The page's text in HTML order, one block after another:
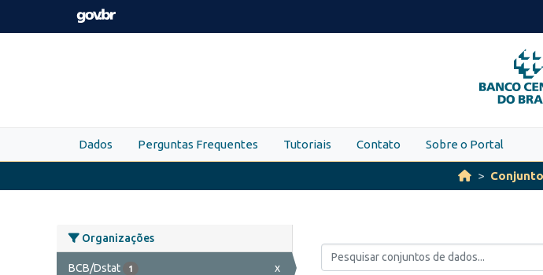
Skip to main content
O
Dados Perguntas Frequentes Tutoriais Contato Sobre o Portal
Organizações
BCB/Dstat 1 x